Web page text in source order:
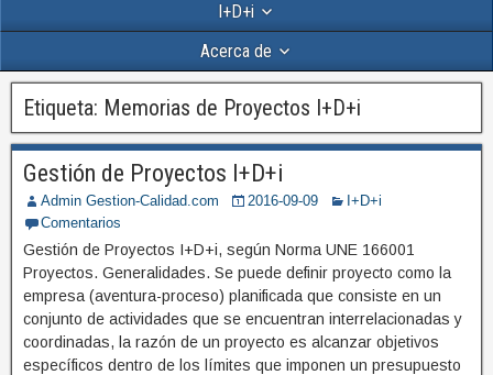
I+D+i
Acerca de
Etiqueta: Memorias de Proyectos I+D+i
Gestión de Proyectos I+D+i
Admin Gestion-Calidad.com 2016-09-09
I+D+i
Comentarios
Gestión de Proyectos I+D+i, según Norma UNE 166001
Proyectos. Generalidades. Se puede definir proyecto como la
empresa (aventura-proceso) planificada que consiste en un
conjunto de actividades que se encuentran interrelacionadas y
coordinadas, la razón de un proyecto es alcanzar objetivos
específicos dentro de los límites que imponen un presupuesto